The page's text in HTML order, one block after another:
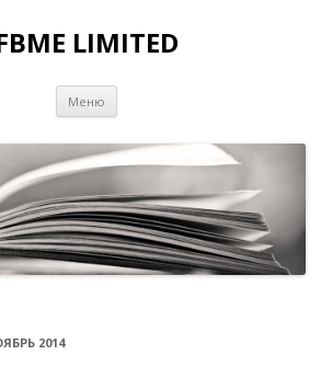
LIMITED
Меню
2014